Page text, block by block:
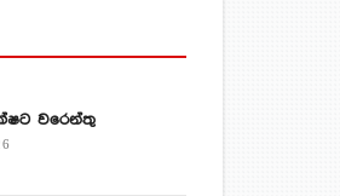
වරෙන්තු